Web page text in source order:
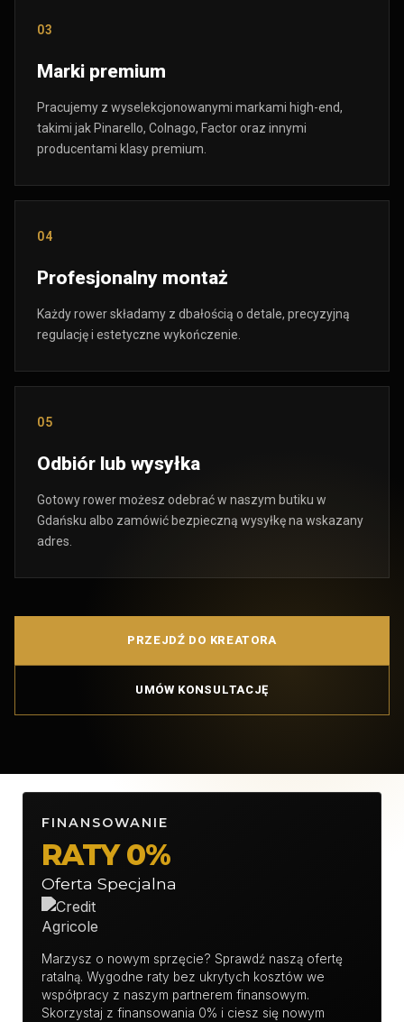
03
Marki premium
Pracujemy z wyselekcjonowanymi markami high-end,
takimi jak Pinarello, Colnago, Factor oraz innymi
producentami klasy premium.
04
Profesjonalny montaż
Każdy rower składamy z dbałością o detale, precyzyjną
regulację i estetyczne wykończenie.
05
Odbiór lub wysyłka
Gotowy rower możesz odebrać w naszym butiku w
Gdańsku albo zamówić bezpieczną wysyłkę na wskazany
adres.
PRZEJDŹ DO KREATORA
UMÓW KONSULTACJĘ
FINANSOWANIE
RATY 0%
Oferta Specjalna
Marzysz o nowym sprzęcie? Sprawdź naszą ofertę
ratalną. Wygodne raty bez ukrytych kosztów we
współpracy z naszym partnerem finansowym.
Skorzystaj z finansowania 0% i ciesz się nowym